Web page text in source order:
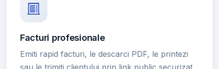
Facturi profesionale
Emiti rapid facturi, le descarci PDF, le printezi
sau le trimiti clientului prin link public securizat.